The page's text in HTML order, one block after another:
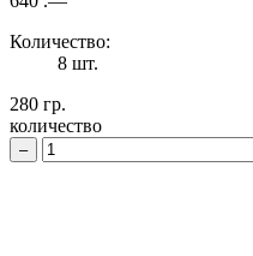
Количество:
8 шт.
280 гр.
количество
–